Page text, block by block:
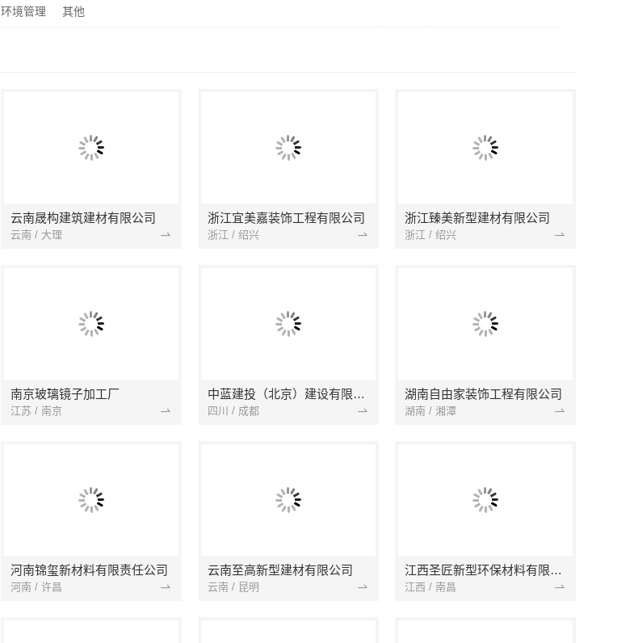
环境管理 其他
云南晟构建筑建材有限公司
云南 / 大理
浙江宜美嘉装饰工程有限公司
浙江 / 绍兴
浙江臻美新型建材有限公司
浙江 / 绍兴
南京玻璃镜子加工厂
江苏 / 南京
中蓝建投（北京）建设有限公司四川第一分公司
四川 / 成都
湖南自由家装饰工程有限公司
湖南 / 湘潭
河南锦玺新材料有限责任公司
河南 / 许昌
云南至高新型建材有限公司
云南 / 昆明
江西圣匠新型环保材料有限公司
江西 / 南昌